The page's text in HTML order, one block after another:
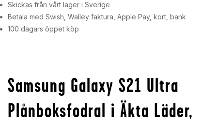
Skickas från vårt lager i Sverige
Betala med Swish, Walley faktura, Apple Pay, kort, bank
100 dagars öppet köp
Samsung Galaxy S21 Ultra
Plånboksfodral i Äkta Läder,